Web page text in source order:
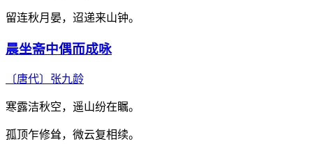
留连秋月晏，迢递来山钟。
晨坐斋中偶而成咏
〔唐代〕 张九龄
寒露洁秋空，遥山纷在瞩。
孤顶乍修耸，微云复相续。